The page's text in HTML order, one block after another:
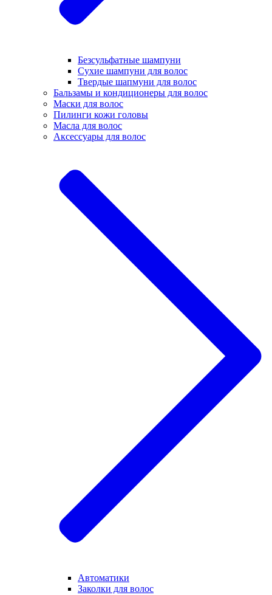
Безсульфатные шампуни
Сухие шампуни для волос
Твердые шапмуни для волос
Бальзамы и кондиционеры для волос
Маски для волос
Пилинги кожи головы
Масла для волос
Аксессуары для волос
Автоматики
Заколки для волос